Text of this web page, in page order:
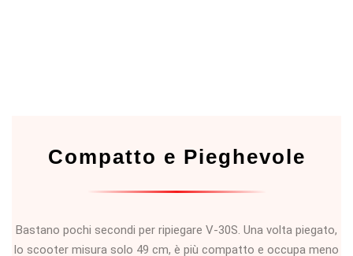
Compatto e Pieghevole
Bastano pochi secondi per ripiegare V-30S. Una volta piegato,
lo scooter misura solo 49 cm, è più compatto e occupa meno